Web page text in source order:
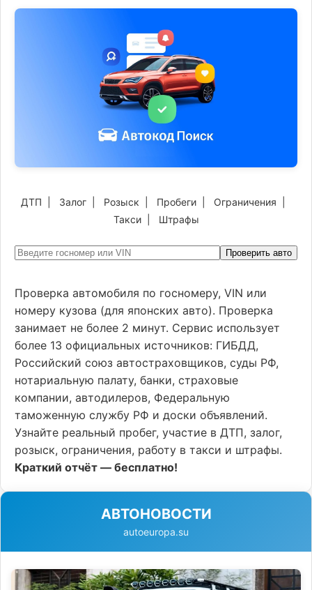
ДТП Залог Розыск Пробеги Ограничения
Такси| Штрафы
Проверить авто
Проверка автомобиля по госномеру, VIN или
номеру кузова (для японских авто). Проверка
занимает не более 2 минут. Сервис использует
более 13 официальных источников: ГИБДД,
Российский союз автостраховщиков, суды РФ,
нотариальную палату, банки, страховые
компании, автодилеров, Федеральную
таможенную службу РФ и доски объявлений.
Узнайте реальный пробег, участие в ДТП, залог,
розыск, ограничения, работу в такси и штрафы.
Краткий отчёт — бесплатно!
АВТОНОВОСТИ
autoeuropa.su